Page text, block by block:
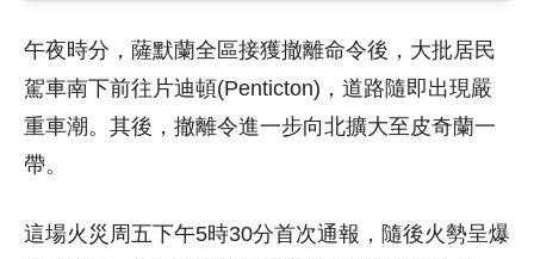
午夜時分，薩默蘭全區接獲撤離命令後，大批居民
駕車南下前往片迪頓(Penticton)，道路隨即出現嚴
重車潮。其後，撤離令進一步向北擴大至皮奇蘭一
帶。
這場火災周五下午5時30分首次通報，隨後火勢呈爆